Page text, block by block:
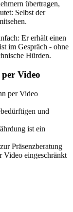
übertragen,
Selbst der
Er erhält einen
im Gespräch - ohne
Hürden.
Video
per Video
und
ist ein
Präsenzberatung
Video eingeschränkt